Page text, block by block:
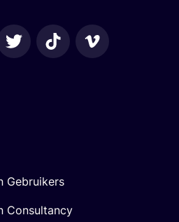
Gebruikers
Consultancy